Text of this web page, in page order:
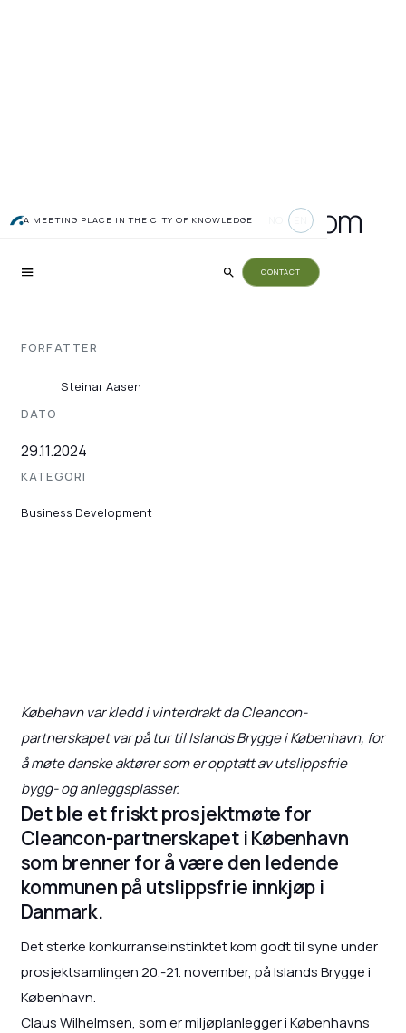
A MEETING PLACE IN THE CITY OF KNOWLEDGE
CONTACT
Holdt læringsverksted om
utslippsfrie anlegg
FORFATTER
Steinar Aasen
DATO
29.11.2024
KATEGORI
Business Development
Købehavn var kledd i vinterdrakt da Cleancon-
partnerskapet var på tur til Islands Brygge i København, for
å møte danske aktører som er opptatt av utslippsfrie
bygg- og anleggsplasser.
Det ble et friskt prosjektmøte for
Cleancon-partnerskapet i København
som brenner for å være den ledende
kommunen på utslippsfrie innkjøp i
Danmark.
Det sterke konkurranseinstinktet kom godt til syne under
prosjektsamlingen 20.-21. november, på Islands Brygge i
København.
Claus Wilhelmsen, som er miljøplanlegger i Københavns